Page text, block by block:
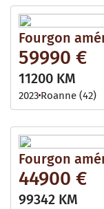
Fourgon
59990 €
11200 KM
2023 Roanne (42)
Fourgon
44900 €
99342 KM